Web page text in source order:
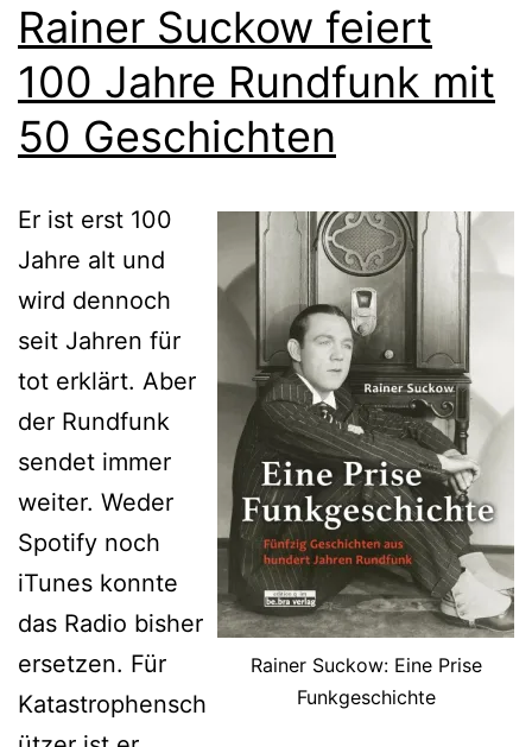
Rainer Suckow feiert
100 Jahre Rundfunk mit
50 Geschichten
Rainer Suckow: Eine Prise
Funkgeschichte
Er ist erst 100
Jahre alt und
wird dennoch
seit Jahren für
tot erklärt. Aber
der Rundfunk
sendet immer
weiter. Weder
Spotify noch
iTunes konnte
das Radio bisher
ersetzen. Für
Katastrophensch